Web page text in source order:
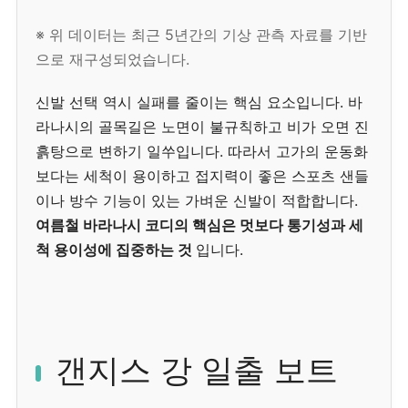
※ 위 데이터는 최근 5년간의 기상 관측 자료를 기반
으로 재구성되었습니다.
신발 선택 역시 실패를 줄이는 핵심 요소입니다. 바
라나시의 골목길은 노면이 불규칙하고 비가 오면 진
흙탕으로 변하기 일쑤입니다. 따라서 고가의 운동화
보다는 세척이 용이하고 접지력이 좋은 스포츠 샌들
이나 방수 기능이 있는 가벼운 신발이 적합합니다.
여름철 바라나시 코디의 핵심은 멋보다 통기성과 세
척 용이성에 집중하는 것 입니다.
갠지스 강 일출 보트